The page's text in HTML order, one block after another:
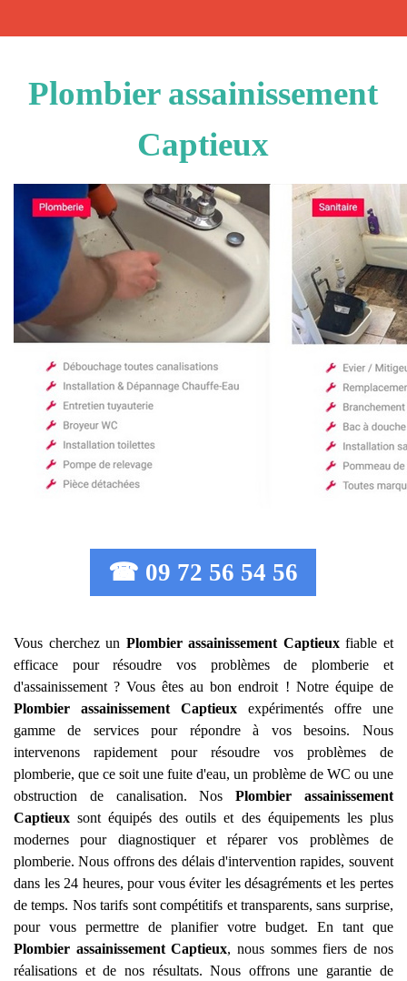
Plombier assainissement
Captieux
☎ 09 72 56 54 56
Vous cherchez un Plombier assainissement Captieuxfiable et
efficace pour résoudre vos problèmes de plomberie et
d'assainissement ? Vous êtes au bon endroit ! Notre équipe de
Plombier assainissement
Captieuxexpérimentés offre une
gamme de services pour répondre à vos besoins. Nous
intervenons rapidement pour résoudre vos problèmes de
plomberie, que ce soit une fuite d'eau, un problème de WC ou une
obstruction de canalisation. Nos Plombier assainissement
Captieux sont équipés des outils et des équipements les plus
modernes pour diagnostiquer et réparer vos problèmes de
plomberie. Nous offrons des délais d'intervention rapides, souvent
dans les 24 heures, pour vous éviter les désagréments et les pertes
de temps. Nos tarifs sont compétitifs et transparents, sans surprise,
pour vous permettre de planifier votre budget. En tant que
Plombier assainissement Captieux, nous sommes fiers de nos
réalisations et de nos résultats. Nous offrons une garantie de